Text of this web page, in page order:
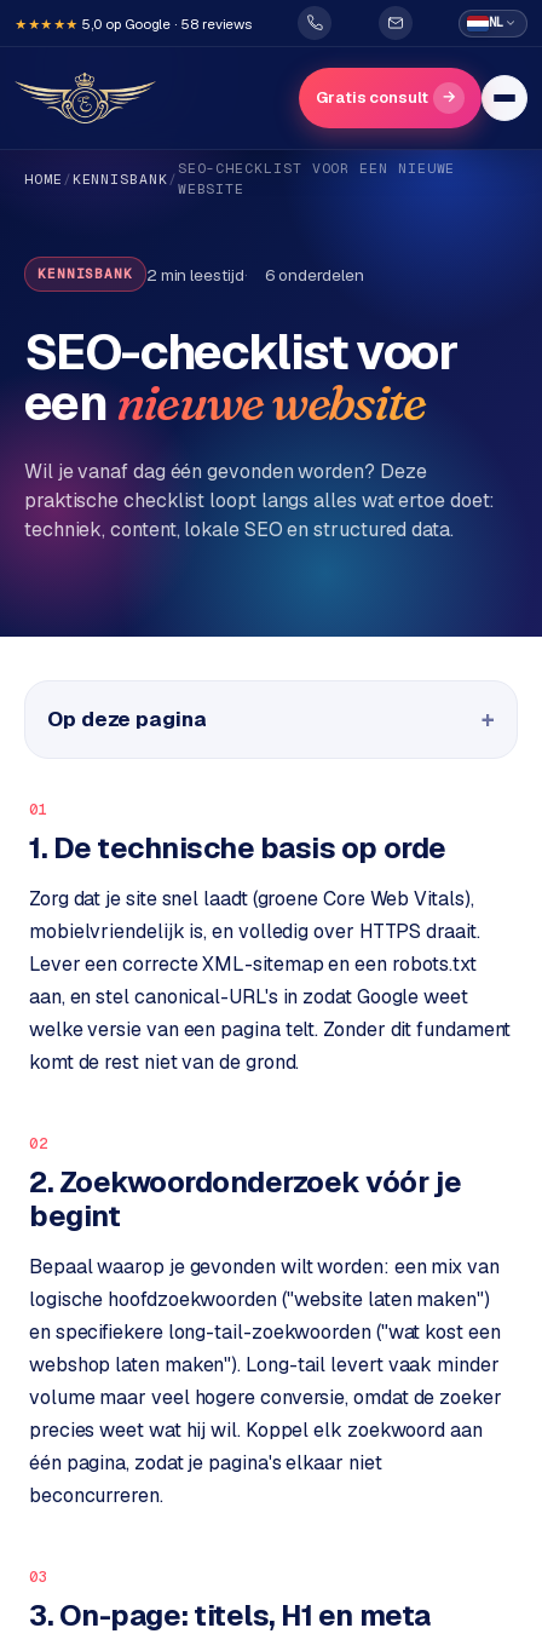
★★★★★ 5,0 op Google · 58 reviews NL
Gratis consult →
H
o
m
Diensten
→
e
n
t
o
e
b
s
h
S
h
o
i
f
y
w
e
b
h
o
o
t
f
i
W
e
r
k
g
e
d
O
v
e
r
o
n
s
r
k
HOME / KENNISBANK /
SEO-CHECKLIST VOOR EEN NIEUWE
WEBSITE
KENNISBANK 2 min leestijd 6onderdelen
SEO-checklist voor
eennieuwe website
Wil je vanaf dag één gevonden worden? Deze
praktische checklist loopt langs alles wat ertoe doet:
techniek, content, lokale SEO en structured data.
Op deze pagina
01
1. De technische basis op orde
Zorg dat je site snel laadt (groene Core Web Vitals),
mobielvriendelijk is, en volledig over HTTPS draait.
Lever een correcte XML-sitemap en een robots.txt
aan, en stel canonical-URL's in zodat Google weet
welke versie van een pagina telt. Zonder dit fundament
komt de rest niet van de grond.
02
2. Zoekwoordonderzoek vóór je
begint
Bepaal waarop je gevonden wilt worden: een mix van
logische hoofdzoekwoorden ("website laten maken")
en specifiekere long-tail-zoekwoorden ("wat kost een
webshop laten maken"). Long-tail levert vaak minder
volume maar veel hogere conversie, omdat de zoeker
precies weet wat hij wil. Koppel elk zoekwoord aan
één pagina, zodat je pagina's elkaar niet
beconcurreren.
03
3. On-page: titels, H1 en meta